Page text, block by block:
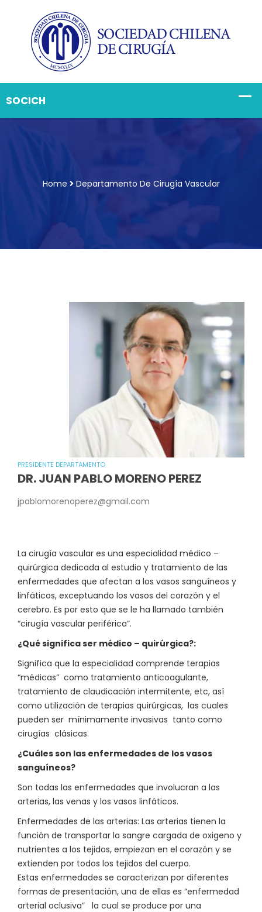
Home Departamento De Cirugía Vascular
PRESIDENTE DEPARTAMENTO
DR. JUAN PABLO MORENO PEREZ
jpablomorenoperez@gmail.com
La cirugía vascular es una especialidad médico –
quirúrgica dedicada al estudio y tratamiento de las
enfermedades que afectan a los vasos sanguíneos y
linfáticos, exceptuando los vasos del corazón y el
cerebro. Es por esto que se le ha llamado también
“cirugía vascular periférica”.
¿Qué significa ser médico – quirúrgica?:
Significa que la especialidad comprende terapias
“médicas” como tratamiento anticoagulante,
tratamiento de claudicación intermitente, etc, así
como utilización de terapias quirúrgicas, las cuales
pueden ser mínimamente invasivas tanto como
cirugías clásicas.
¿Cuáles son las enfermedades de los vasos
sanguíneos?
Son todas las enfermedades que involucran a las
arterias, las venas y los vasos linfáticos.
Enfermedades de las arterias: Las arterias tienen la
función de transportar la sangre cargada de oxigeno y
nutrientes a los tejidos, empiezan en el corazón y se
extienden por todos los tejidos del cuerpo.
Estas enfermedades se caracterizan por diferentes
formas de presentación, una de ellas es “enfermedad
arterial oclusiva” la cual se produce por una